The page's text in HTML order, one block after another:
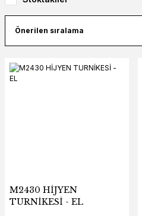
M2430 HİJYEN
TURNİKESİ - EL